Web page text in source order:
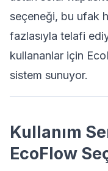
seçeneği, bu ufak
fazlasıyla telafi
kullananlar için
sistem sunuyor.
Kullanım
EcoFlow